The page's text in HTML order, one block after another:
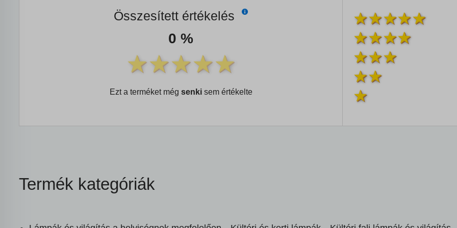
Összesített értékelés
0 %
Ezt a terméket még senkisem értékelte
Termék kategóriák